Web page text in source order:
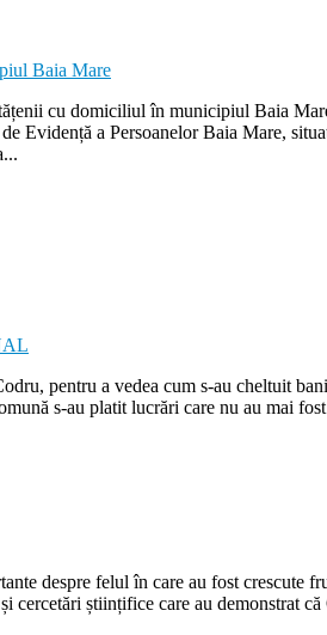
cu domiciliul în municipiul Baia
a Persoanelor Baia Mare,
pentru a vedea cum s-au cheltuit
s-au platit lucrări care nu au mai
despre felul în care au fost crescute
științifice care au demonstrat